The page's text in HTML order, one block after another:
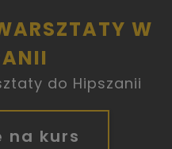
W
do Hipszanii
na kurs